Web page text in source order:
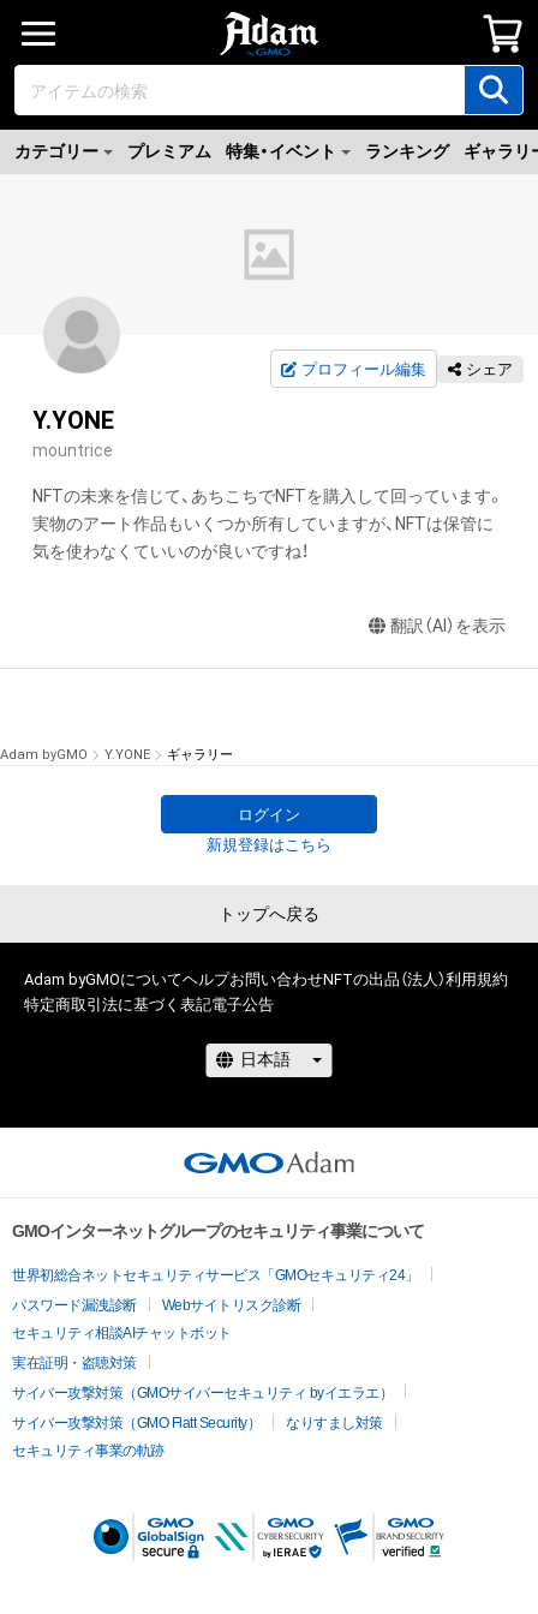
カテゴリー プレミアム 特集・イベント ランキング ギャラリ
プロフィール編集 シェア
Y.YONE
mountrice
NFTの未来を信じて、あちこちでNFTを購入して回っています。
実物のアート作品もいくつか所有していますが、NFTは保管に
気を使わなくていいのが良いですね！
翻訳（AI）を表示
Adam byGMO Y.YONE ギャラリー
ログイン
新規登録はこちら
トップへ戻る
Adam byGMOについてヘルプお問い合わせNFTの出品（法人）利用規約
特定商取引法に基づく表記電子公告
GMOインターネットグループのセキュリティ事業について
世界初総合ネットセキュリティサービス「GMOセキュリティ24」
パスワード漏洩診断
Webサイトリスク診断
セキュリティ相談AIチャットボット
実在証明・盗聴対策
サイバー攻撃対策（GMOサイバーセキュリティ byイエラエ）
サイバー攻撃対策（GMO Flatt Security）
なりすまし対策
セキュリティ事業の軌跡